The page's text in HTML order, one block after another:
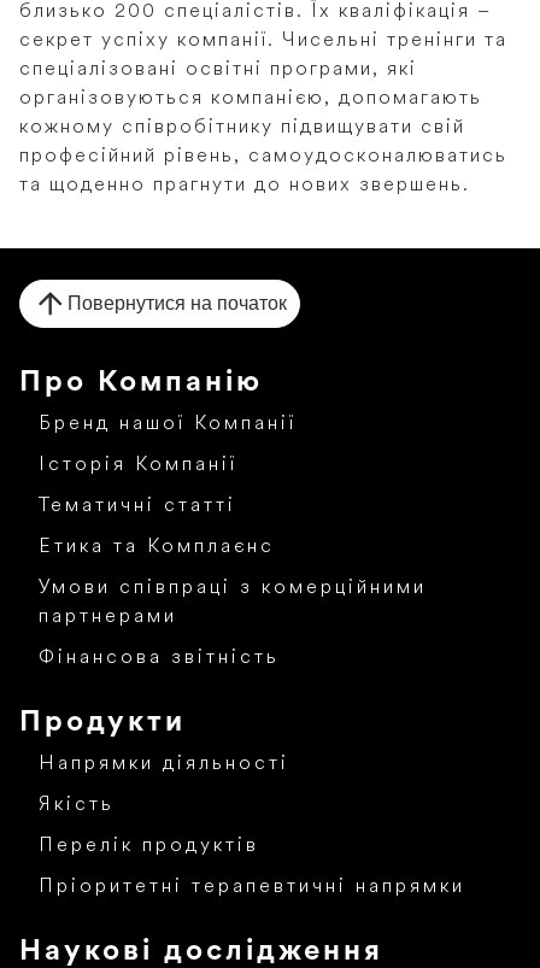
близько 200 спеціалістів. Їх кваліфікація –
секрет успіху компанії. Чисельні тренінги та
спеціалізовані освітні програми, які
організовуються компанією, допомагають
кожному співробітнику підвищувати свій
професійний рівень, самоудосконалюватись
та щоденно прагнути до нових звершень.
Про Компанію
Бренд нашої Компанії
Історія Компанії
Тематичні статті
Етика та Комплаєнс
Умови співпраці з комерційними
партнерами
Фінансова звітність
Продукти
Напрямки діяльності
Якість
Перелік продуктів
Пріоритетні терапевтичні напрямки
Наукові дослідження
Повернутися на початок